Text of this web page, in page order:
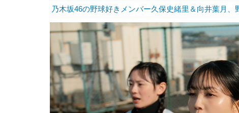
乃木坂46の野球好きメンバー久保史緒里＆向井葉月、